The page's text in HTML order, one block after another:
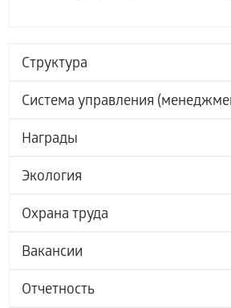
Структура
Система управления
Награды
Экология
Охрана труда
Вакансии
Отчетность